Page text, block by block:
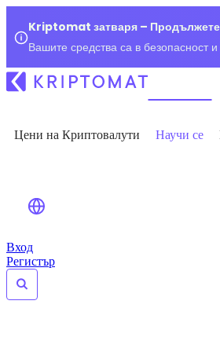
Kriptomat затваря – Продължете
Вашите средства са в безопасност
Цени на Криптовалути Научи се
Вход
Регистър